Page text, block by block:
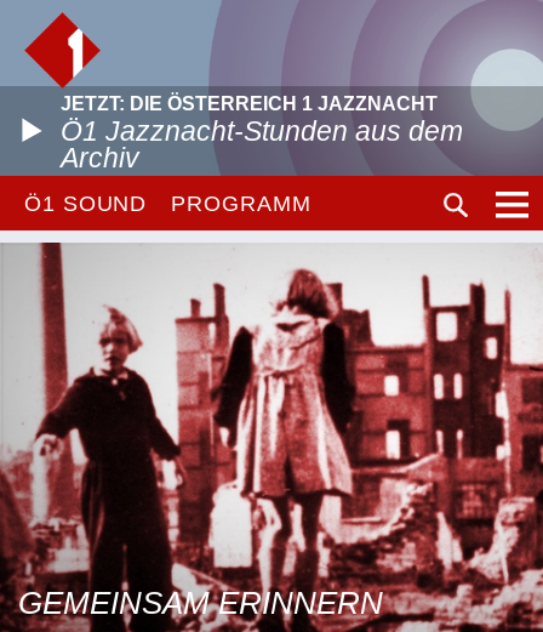
JETZT: DIE ÖSTERREICH 1 JAZZNACHT
Ö1 Jazznacht-Stunden aus dem
Archiv
Ö1 SOUND PROGRAMM
GEMEINSAM ERINNERN